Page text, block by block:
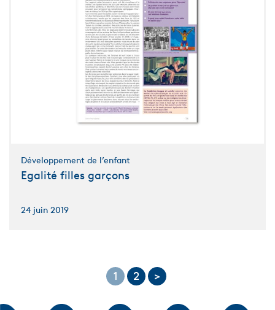
Développement de l’enfant
Egalité filles garçons
24 juin 2019
1 2 >